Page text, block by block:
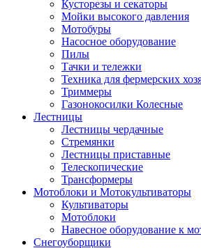
Кусторезы и секаторы
Мойки высокого давления
Мотобуры
Насосное оборудование
Пилы
Тачки и тележки
Техника для фермерских
Триммеры
Газонокосилки Колесные
Лестницы
Лестницы чердачные
Стремянки
Лестницы приставные
Телескопические
Трансформеры
Мотоблоки и Мотокультиваторы
Культиваторы
Мотоблоки
Навесное оборудование к
Снегоуборщики